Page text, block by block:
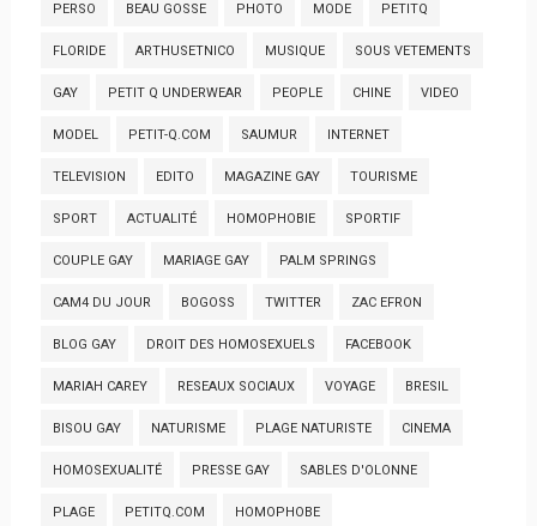
PERSO BEAU GOSSE PHOTO MODE PETITQ
FLORIDE ARTHUSETNICO MUSIQUE SOUS VETEMENTS
GAY PETIT Q UNDERWEAR PEOPLE CHINE VIDEO
MODEL PETIT-Q.COM SAUMUR INTERNET
TELEVISION EDITO MAGAZINE GAY TOURISME
SPORT ACTUALITÉ HOMOPHOBIE SPORTIF
COUPLE GAY MARIAGE GAY PALM SPRINGS
CAM4 DU JOUR BOGOSS TWITTER ZAC EFRON
BLOG GAY DROIT DES HOMOSEXUELS FACEBOOK
MARIAH CAREY RESEAUX SOCIAUX VOYAGE BRESIL
BISOU GAY NATURISME PLAGE NATURISTE CINEMA
HOMOSEXUALITÉ PRESSE GAY SABLES D'OLONNE
PLAGE PETITQ.COM HOMOPHOBE